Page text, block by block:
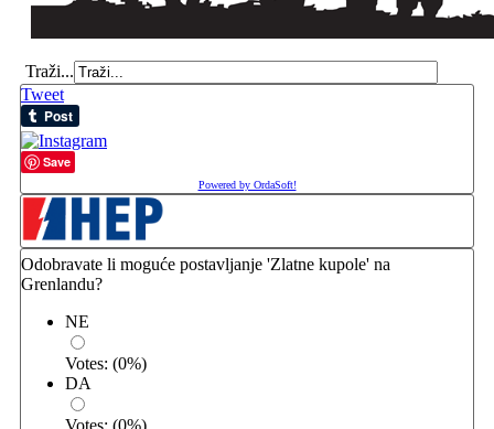
Traži...
Tweet
Save
Powered by OrdaSoft!
Odobravate li moguće postavljanje 'Zlatne kupole' na
Grenlandu?
NE
Votes: (0%)
DA
Votes: (0%)